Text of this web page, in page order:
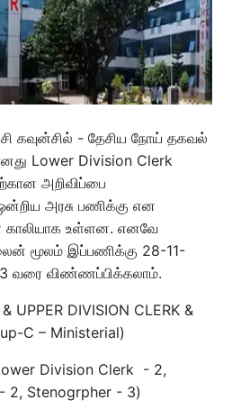
கவுன்சில் - தேசிய நோய் தகவல்
Lower Division Clerk
அறிவிப்பை
அரசு பணிக்கு என
உள்ளன. எனவே
மூலம் இப்பணிக்கு 28-11-
வரை விண்ணப்பிக்கலாம்.
UPPER DIVISION CLERK &
C – Ministerial)
Division Clerk - 2,
2, Stenogrpher - 3)